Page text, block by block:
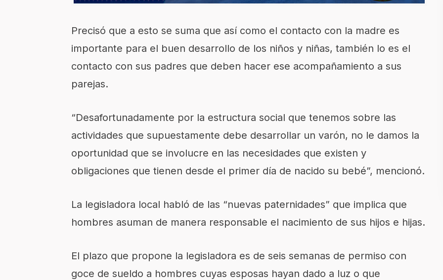
Precisó que a esto se suma que así como el contacto con la madre es
importante para el buen desarrollo de los niños y niñas, también lo es el
contacto con sus padres que deben hacer ese acompañamiento a sus
parejas.
“Desafortunadamente por la estructura social que tenemos sobre las
actividades que supuestamente debe desarrollar un varón, no le damos la
oportunidad que se involucre en las necesidades que existen y
obligaciones que tienen desde el primer día de nacido su bebé”, mencionó.
La legisladora local habló de las “nuevas paternidades” que implica que
hombres asuman de manera responsable el nacimiento de sus hijos e hijas.
El plazo que propone la legisladora es de seis semanas de permiso con
goce de sueldo a hombres cuyas esposas hayan dado a luz o que